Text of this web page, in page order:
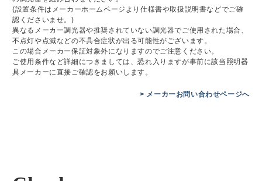
(設置条件はメーカーホームページより仕様書や取扱説明書などでご確
認くださいませ。)
異なるメーカー調光器や推奨されていない調光器でご使用された場合、
不点灯や点滅などの不具合症状が出る可能性がございます。
この場合メーカー保証対象外になりますのでご注意ください。
ご使用条件など詳細につきましては、恐れ入りますが事前に該当照明器
具メーカーに直接ご確認をお願いします。
> メーカーお問い合わせページへ